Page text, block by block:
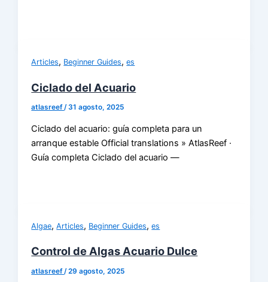
Articles, Beginner Guides,es
Ciclado del Acuario
atlasreef/31 agosto, 2025
Ciclado del acuario: guía completa para un
arranque estable Official translations » AtlasReef ·
Guía completa Ciclado del acuario —
Algae,Articles, Beginner Guides,es
Control de Algas Acuario Dulce
atlasreef /29 agosto, 2025